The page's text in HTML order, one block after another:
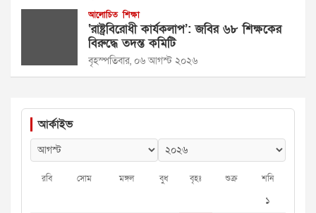
আলোচিত শিক্ষা
‘রাষ্ট্রবিরোধী কার্যকলাপ’: জবির ৬৮ শিক্ষকের
বিরুদ্ধে তদন্ত কমিটি
বৃহস্পতিবার, ০৬ আগস্ট ২০২৬
আর্কাইভ
রবি সোম মঙ্গল বুধ বৃহঃ শুক্র শনি
১